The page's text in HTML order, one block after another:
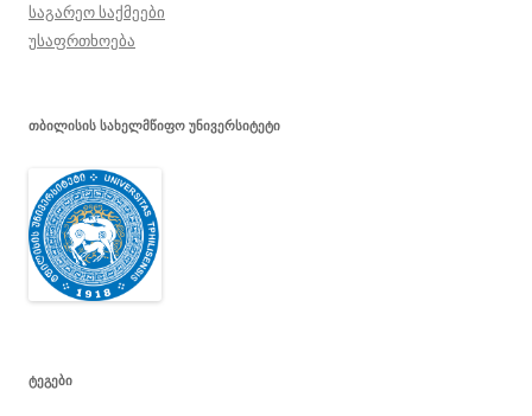
საგარეო საქმეები
უსაფრთხოება
ᲗᲑᲘᲚᲘᲡᲘᲡ ᲡᲐᲮᲔᲚᲛᲬᲘᲤᲝ ᲣᲜᲘᲕᲔᲠᲡᲘᲢᲔᲢᲘ
ᲢᲔᲒᲔᲑᲘ